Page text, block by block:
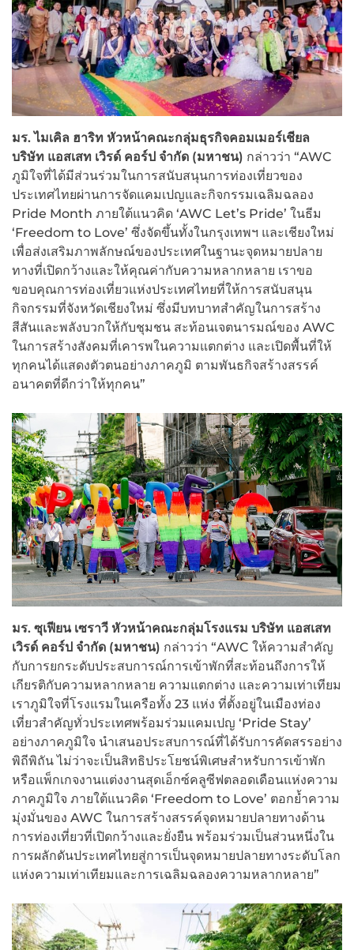
มร. ไมเคิล ฮาริท หัวหน้าคณะกลุ่มธุรกิจคอมเมอร์เชียล
บริษัท แอสเสท เวิรด์ คอร์ป จำกัด (มหาชน) กล่าวว่า “AWC
ภูมิใจที่ได้มีส่วนร่วมในการสนับสนุนการท่องเที่ยวของ
ประเทศไทยผ่านการจัดแคมเปญและกิจกรรมเฉลิมฉลอง
Pride Month ภายใต้แนวคิด ‘AWC Let’s Pride’ ในธีม
‘Freedom to Love’ ซึ่งจัดขึ้นทั้งในกรุงเทพฯ และเชียงใหม่
เพื่อส่งเสริมภาพลักษณ์ของประเทศในฐานะจุดหมายปลาย
ทางที่เปิดกว้างและให้คุณค่ากับความหลากหลาย เราขอ
ขอบคุณการท่องเที่ยวแห่งประเทศไทยที่ให้การสนับสนุน
กิจกรรมที่จังหวัดเชียงใหม่ ซึ่งมีบทบาทสำคัญในการสร้าง
สีสันและพลังบวกให้กับชุมชน สะท้อนเจตนารมณ์ของ AWC
ในการสร้างสังคมที่เคารพในความแตกต่าง และเปิดพื้นที่ให้
ทุกคนได้แสดงตัวตนอย่างภาคภูมิ ตามพันธกิจสร้างสรรค์
อนาคตที่ดีกว่าให้ทุกคน”
มร. ซุเฟียน เซราวี หัวหน้าคณะกลุ่มโรงแรม บริษัท แอสเสท
เวิรด์ คอร์ป จำกัด (มหาชน) กล่าวว่า “AWC ให้ความสำคัญ
กับการยกระดับประสบการณ์การเข้าพักที่สะท้อนถึงการให้
เกียรติกับความหลากหลาย ความแตกต่าง และความเท่าเทียม
เราภูมิใจที่โรงแรมในเครือทั้ง 23 แห่ง ที่ตั้งอยู่ในเมืองท่อง
เที่ยวสำคัญทั่วประเทศพร้อมร่วมแคมเปญ ‘Pride Stay’
อย่างภาคภูมิใจ นำเสนอประสบการณ์ที่ได้รับการคัดสรรอย่าง
พิถีพิถัน ไม่ว่าจะเป็นสิทธิประโยชน์พิเศษสำหรับการเข้าพัก
หรือแพ็กเกจงานแต่งงานสุดเอ็กซ์คลูซีฟตลอดเดือนแห่งความ
ภาคภูมิใจ ภายใต้แนวคิด ‘Freedom to Love’ ตอกย้ำความ
มุ่งมั่นของ AWC ในการสร้างสรรค์จุดหมายปลายทางด้าน
การท่องเที่ยวที่เปิดกว้างและยั่งยืน พร้อมร่วมเป็นส่วนหนึ่งใน
การผลักดันประเทศไทยสู่การเป็นจุดหมายปลายทางระดับโลก
แห่งความเท่าเทียมและการเฉลิมฉลองความหลากหลาย”